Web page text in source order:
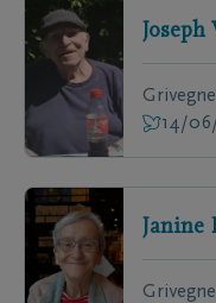
Joseph
14/
Janine